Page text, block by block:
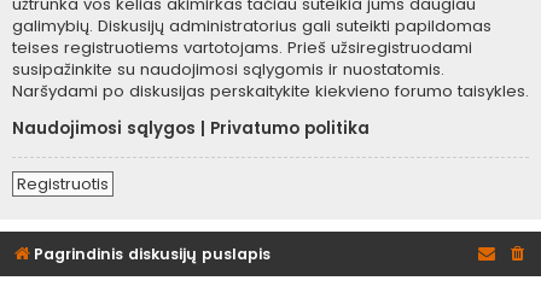
galimybių. Diskusijų administratorius gali suteikti papildomas
teises registruotiems vartotojams. Prieš užsiregistruodami
susipažinkite su naudojimosi sąlygomis ir nuostatomis.
Naršydami po diskusijas perskaitykite kiekvieno forumo taisykles.
Naudojimosi sąlygos
Privatumo politika
Registruotis
Pagrindinis diskusijų puslapis